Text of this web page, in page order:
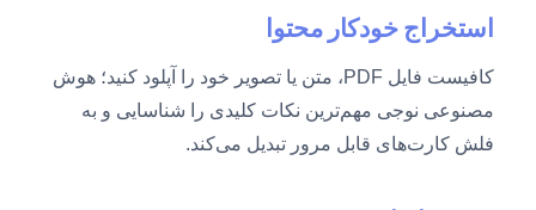
استخراج خودکار محتوا
کافیست فایل PDF، متن یا تصویر خود را آپلود کنید؛ هوش
مصنوعی نوجی مهم‌ترین نکات کلیدی را شناسایی و به
فلش کارت‌های قابل مرور تبدیل می‌کند.